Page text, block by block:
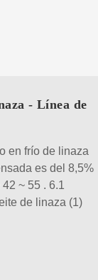
- Línea de
en frío de linaza
es del 8,5%
~ 55 . 6.1
de linaza (1)